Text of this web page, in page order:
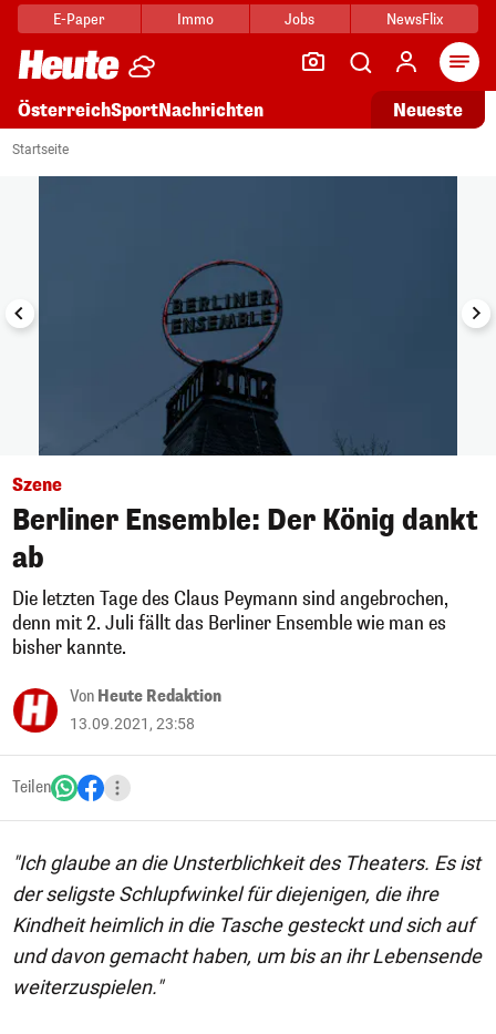
E-Paper Immo Jobs NewsFlix
ÖsterreichSportNachrichten Neueste
Startseite
1/17
Szene
Berliner Ensemble: Der König dankt
ab
Die letzten Tage des Claus Peymann sind angebrochen,
denn mit 2. Juli fällt das Berliner Ensemble wie man es
bisher kannte.
Von Heute Redaktion
13.09.2021, 23:58
Teilen
"Ich glaube an die Unsterblichkeit des Theaters. Es ist
der seligste Schlupfwinkel für diejenigen, die ihre
Kindheit heimlich in die Tasche gesteckt und sich auf
und davon gemacht haben, um bis an ihr Lebensende
weiterzuspielen."